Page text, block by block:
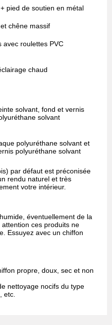
pied de soutien en métal
chêne massif
avec roulettes PVC
chaud
solvant, fond et vernis
solvant
polyuréthane solvant et
polyuréthane solvant
par défaut est préconisée
rendu naturel et très
votre intérieur.
éventuellement de la
ces produits ne
Essuyez avec un chiffon
propre, doux, sec et non
nettoyage nocifs du type
etc.